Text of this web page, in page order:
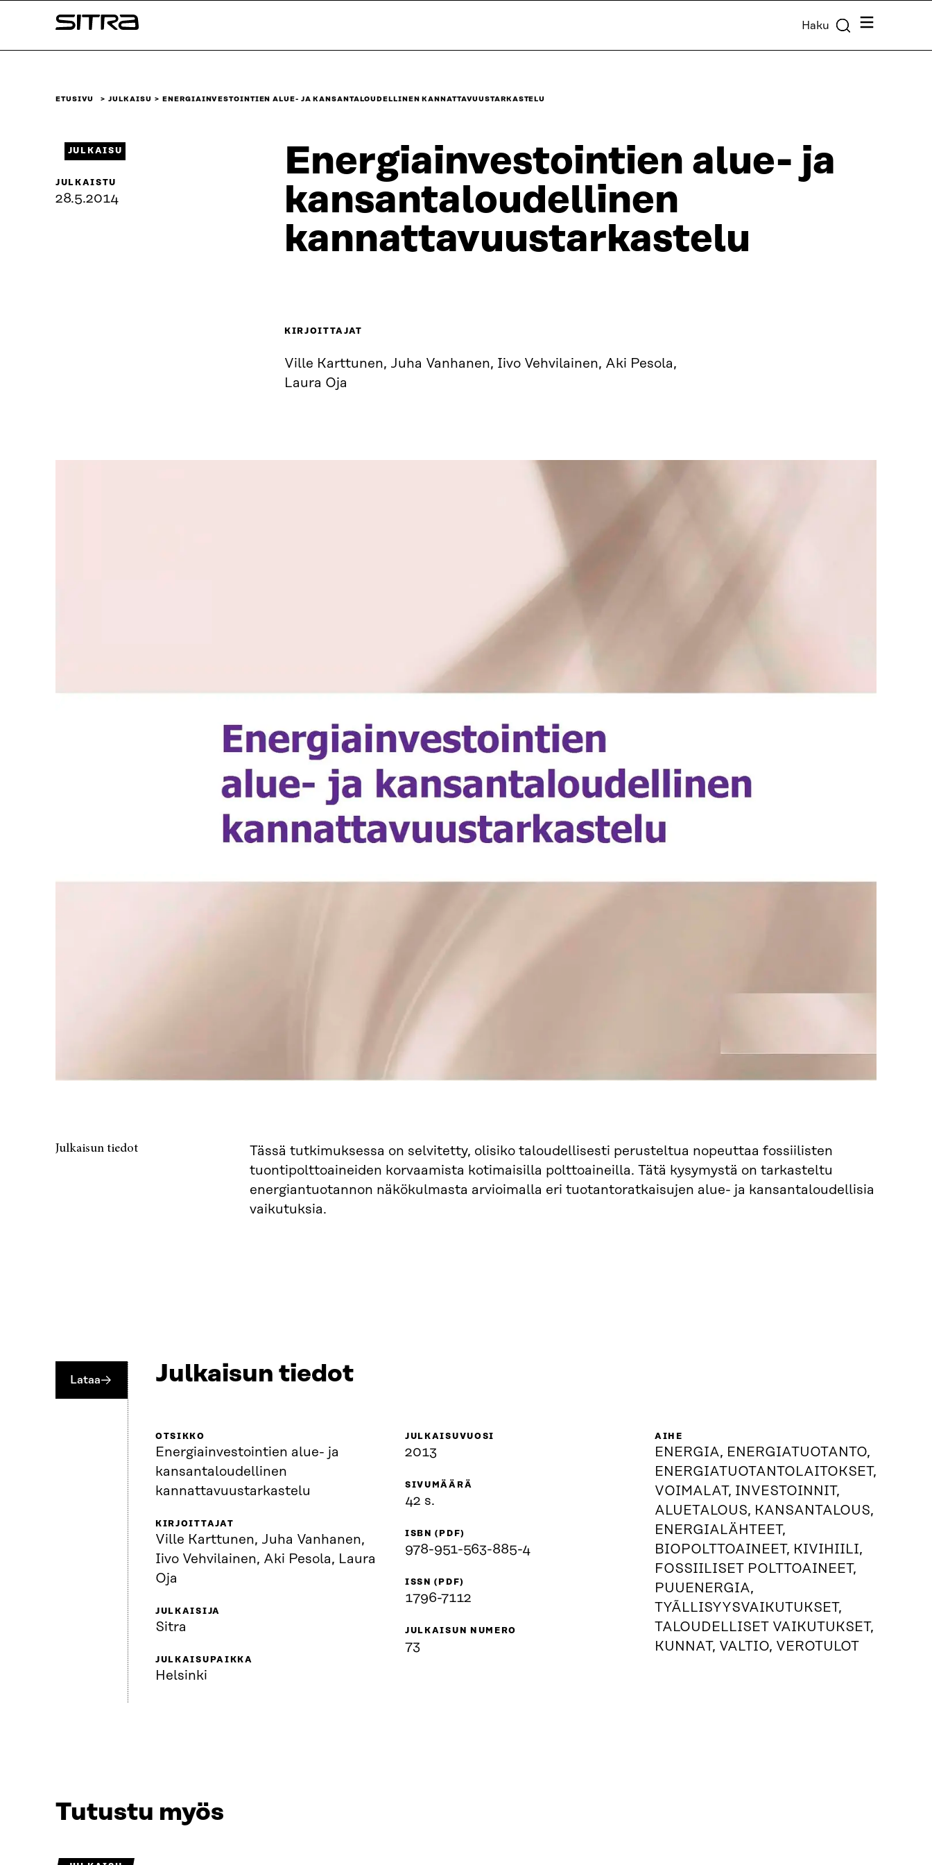
sisältöön
Sitra Haku Valikko
ETUSIVU JULKAISU ENERGIAINVESTOINTIEN ALUE- JA KANSANTALOUDELLINEN KANNATTAVUUSTARKASTELU
Energiainvestointien alue- ja
kansantaloudellinen
kannattavuustarkastelu
JULKAISU
JULKAISTU
28.5.2014
KIRJOITTAJAT
Ville Karttunen, Juha Vanhanen, Iivo Vehvilainen, Aki Pesola,
Laura Oja
Julkaisun tiedot
Tässä tutkimuksessa on selvitetty, olisiko taloudellisesti perusteltua nopeuttaa fossiilisten
tuontipolttoaineiden korvaamista kotimaisilla polttoaineilla. Tätä kysymystä on tarkasteltu
energiantuotannon näkökulmasta arvioimalla eri tuotantoratkaisujen alue- ja kansantaloudellisia
vaikutuksia.
Lataa Julkaisun tiedot
OTSIKKO
Energiainvestointien alue- ja
kansantaloudellinen
kannattavuustarkastelu
KIRJOITTAJAT
Ville Karttunen, Juha Vanhanen,
Iivo Vehvilainen, Aki Pesola, Laura
Oja
JULKAISIJA
Sitra
JULKAISUPAIKKA
Helsinki
JULKAISUVUOSI
2013
SIVUMÄÄRÄ
42 s.
ISBN (PDF)
978-951-563-885-4
ISSN (PDF)
1796-7112
JULKAISUN NUMERO
73
AIHE
ENERGIA, ENERGIATUOTANTO,
ENERGIATUOTANTOLAITOKSET,
VOIMALAT, INVESTOINNIT,
ALUETALOUS, KANSANTALOUS,
ENERGIALÄHTEET,
BIOPOLTTOAINEET, KIVIHIILI,
FOSSIILISET POLTTOAINEET,
PUUENERGIA,
TYÃLLISYYSVAIKUTUKSET,
TALOUDELLISET VAIKUTUKSET,
KUNNAT, VALTIO, VEROTULOT
Tutustu myös